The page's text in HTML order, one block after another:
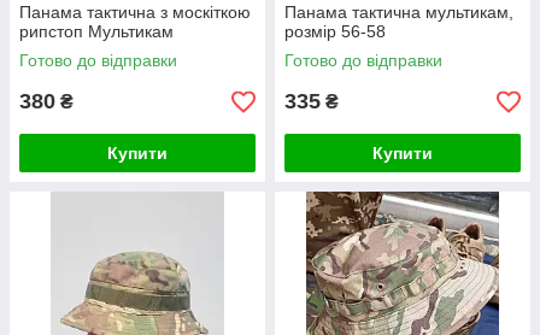
Панама тактична з москіткою
рипстоп Мультикам
Готово до відправки
380 ₴
Купити
Панама тактична мультикам,
розмір 56-58
Готово до відправки
335 ₴
Купити